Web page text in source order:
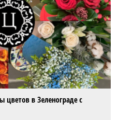
в Зеленограде с